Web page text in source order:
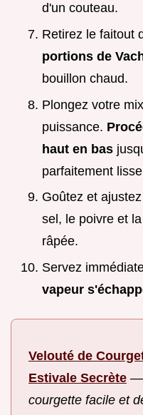
d'un couteau.
Retirez le faitout
portions de
bouillon chaud.
Plongez votre
puissance.
haut en bas
parfaitement
Goûtez et
sel, le poivre et
râpée.
Servez
vapeur
Velouté de
Estivale Secrète —
courgette facile et